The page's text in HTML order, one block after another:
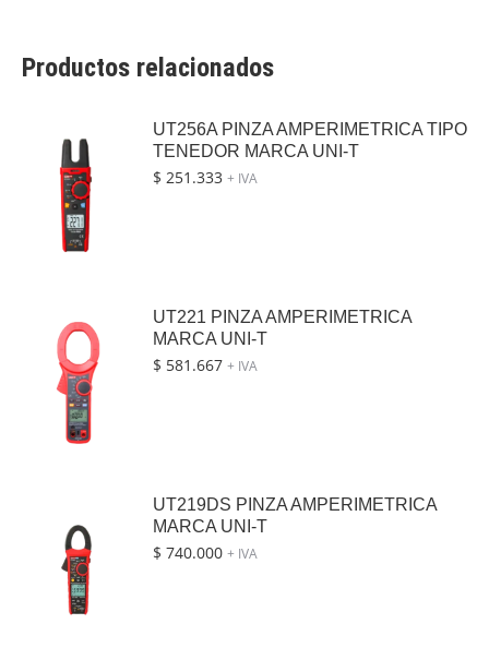
Productos relacionados
UT256A PINZA AMPERIMETRICA TIPO
TENEDOR MARCA UNI-T
$ 251.333 + IVA
UT221 PINZA AMPERIMETRICA
MARCA UNI-T
$ 581.667 + IVA
UT219DS PINZA AMPERIMETRICA
MARCA UNI-T
$ 740.000 + IVA